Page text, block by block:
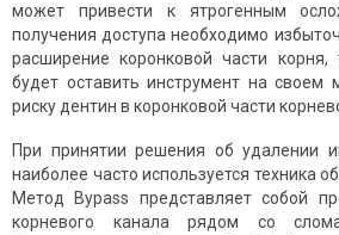
может привести к ятрогенным
получения доступа необходимо
расширение коронковой части
будет оставить инструмент на своем
риску дентин в коронковой части
При принятии решения об удалении
наиболее часто используется техника
Метод Bypass представляет собой
корневого канала рядом со